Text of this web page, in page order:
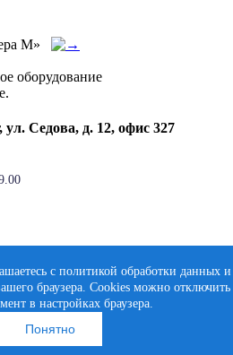
с политикой обработки данных и
браузера. Cookies можно отключить
в настройках браузера.
Понятно
М»
оборудование
ул. Седова, д. 12, офис 327